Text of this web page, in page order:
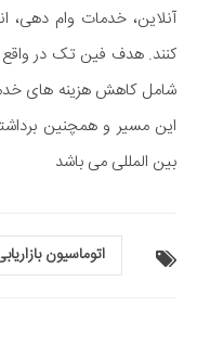
آنلاین، خدمات وام دهی،
کنند. هدف فین تک در
شامل کاهش هزینه های
این مسیر و همچنین
بین المللی می باشد
اتوماسیون